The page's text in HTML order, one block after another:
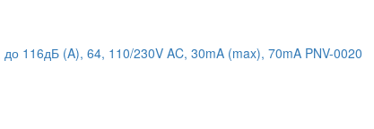
116дБ (A), 64, 110/230V AC, 30mA (max), 70mA PNV-0020